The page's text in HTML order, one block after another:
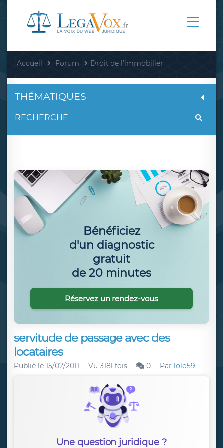
Accueil Forum Droit de l'immobilier
servitude de passage avec des
locataires
Publié le 15/02/2011 Vu 3181 fois 0 Par lolo59
Une question juridique ?
THÉMATIQUES
Bénéficiez
d'un diagnostic
gratuit
de 20 minutes
Réservez un rendez-vous